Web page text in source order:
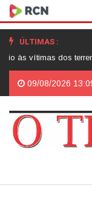
ÚLTIMAS :
dos terremotos
09/08/2026